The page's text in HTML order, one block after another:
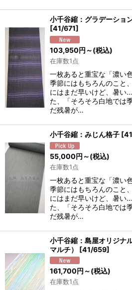
小千谷縮：グラデーショ
[41/671]
103,950円 ～(税込)
在庫数1点
一枚あると重宝な「濃い
季節にはもちろんのこと
にはまだ早いけど、暑い
た、「そろそろ白地では
だ残暑が…
小千谷縮：みじん格子 [
55,000円 ～(税込)
在庫数1点
一枚あると重宝な「濃い
季節にはもちろんのこと
にはまだ早いけど、暑い
た、「そろそろ白地では
だ残暑が…
小千谷縮：島屋オリジナ
マルチ）
[41/659]
161,700円 ～(税込)
在庫数1点